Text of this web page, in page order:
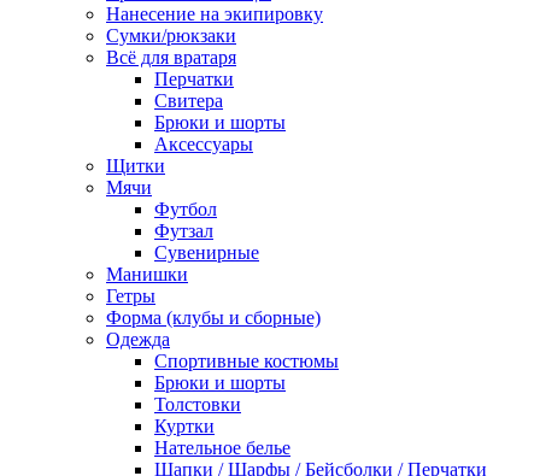
Нанесение на экипировку
Сумки/рюкзаки
Всё для вратаря
Перчатки
Cвитера
Брюки и шорты
Аксессуары
Щитки
Мячи
Футбол
Футзал
Сувенирные
Манишки
Гетры
Форма (клубы и сборные)
Одежда
Спортивные костюмы
Брюки и шорты
Толстовки
Куртки
Нательное белье
Шапки / Шарфы / Бейсболки / Перчатки